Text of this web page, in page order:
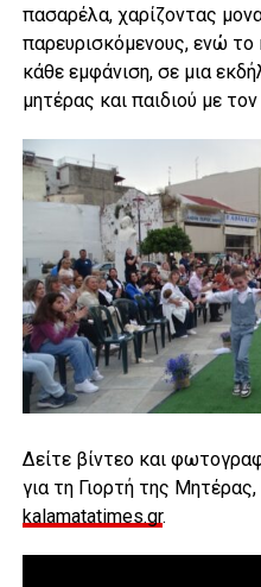
πασαρέλα, χαρίζοντας
παρευρισκόμενους, ενώ το
κάθε εμφάνιση, σε μια
μητέρας και παιδιού με
Δείτε βίντεο και
για τη Γιορτή της
kalamatatimes.gr.